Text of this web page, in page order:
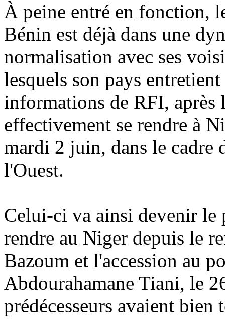
À peine entré en fonction,
Bénin est déjà dans une
normalisation avec ses
lesquels son pays
informations de RFI,
effectivement se rendre à
mardi 2 juin, dans le cadre
l'Ouest.
Celui-ci va ainsi devenir le
rendre au Niger depuis le
Bazoum et l'accession au
Abdourahamane Tiani, le
prédécesseurs avaient